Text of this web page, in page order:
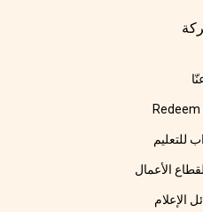
للتعليم
الأعمال
الإعلام